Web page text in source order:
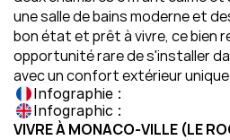
une salle de bains moderne et
bon état et prêt à vivre, ce bien
opportunité rare de s'installer
avec un confort extérieur
Infographie :
Infographic :
VIVRE À MONACO‑VILLE (LE